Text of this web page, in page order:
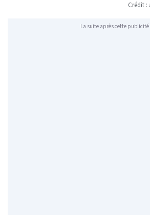
Crédit
La suite après cette publicité